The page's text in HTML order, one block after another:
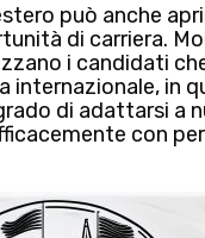
può anche
di carriera.
i candidati
internazionale, in
di adattarsi a
con